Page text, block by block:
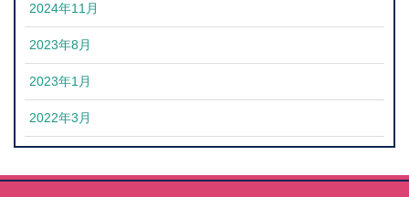
2024年11月
2023年8月
2023年1月
2022年3月